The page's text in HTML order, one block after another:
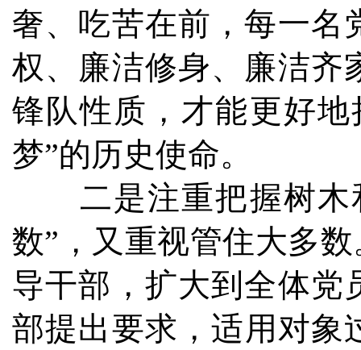
奢、吃苦在前，每一名
权、廉洁修身、廉洁齐
锋队性质，才能更好
梦”的历史使命。
二是注重把握树木
数”，又重视管住大多
导干部，扩大到全体党
部提出要求，适用对象